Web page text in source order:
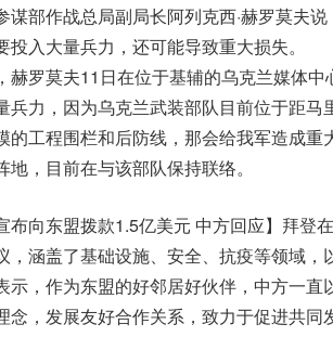
谋部作战总局副局长阿列克西·赫罗莫夫
投入大量兵力，还可能导致重大损失。
赫罗莫夫11日在位于基辅的乌克兰媒体
兵力，因为乌克兰武装部队目前位于距
的工程围栏和后防线，那会给我军造成重
地，目前在与该部队保持联络。
布向东盟拨款1.5亿美元 中方回应】拜
，涵盖了基础设施、安全、抗疫等领域，
示，作为东盟的好邻居好伙伴，中方一直
念，发展友好合作关系，致力于促进共